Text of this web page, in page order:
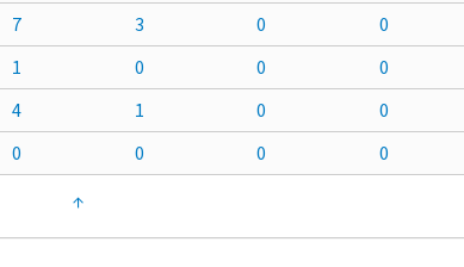
7 3 0 0
1 0 0 0
4 1 0 0
0 0 0 0
↑